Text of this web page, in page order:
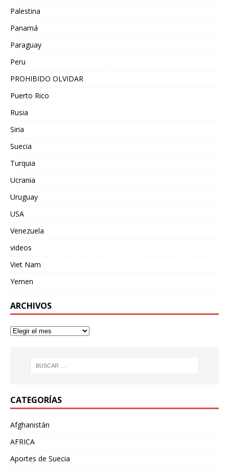
Palestina
Panamá
Paraguay
Peru
PROHIBIDO OLVIDAR
Puerto Rico
Rusia
Siria
Suecia
Turquia
Ucrania
Uruguay
USA
Venezuela
videos
Viet Nam
Yemen
ARCHIVOS
CATEGORÍAS
Afghanistán
AFRICA
Aportes de Suecia